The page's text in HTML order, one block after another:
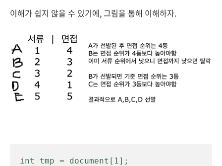
이해가 쉽지 않을 수 있기에, 그림을 통해 이해하자.
int tmp = document[1];